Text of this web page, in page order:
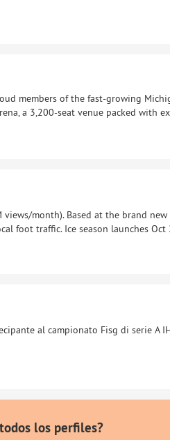
members of the fast-growing
a 3,200-seat venue packed with
views/month). Based at the brand
foot traffic. Ice season launches Oct
al campionato Fisg di serie A
los perfiles?